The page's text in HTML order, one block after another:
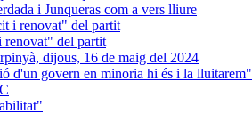
i Junqueras com a vers lliure
renovat" del partit
d'un govern en minoria hi és i la lluitarem"